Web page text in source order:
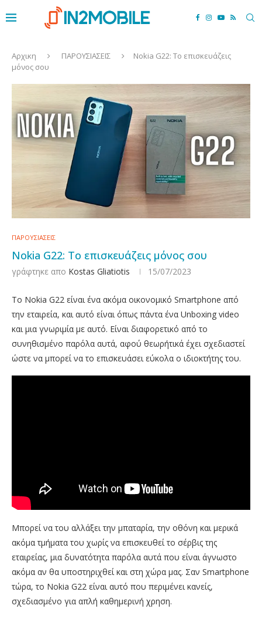
Αρχικη ΠΑΡΟΥΣΙΑΣΕΙΣ
Nokia G22: Το επισκευάζεις
μόνος σου
ΠΑΡΟΥΣΙΑΣΕΙΣ
Nokia G22: Το επισκευάζεις μόνος σου
γράφτηκε απο Kostas Gliatiotis 15/07/2023
Το Nokia G22 είναι ένα ακόμα οικονομικό Smartphone από
την εταιρεία, και αυτό είναι όπως πάντα ένα Unboxing video
και μια γνωριμία με αυτό. Είναι διαφορετικό από το
συνηθισμένο παρόλα αυτά, αφού θεωρήτικά έχει σχεδιαστεί
ώστε να μπορεί να το επισκευάσει εύκολα ο ιδιοκτήτης του.
Μπορεί να του αλλάξει την μπαταρία, την οθόνη και μερικά
ακόμα τμήματα του χωρίς να επισκευθεί το σέρβις της
εταιρείας, μια δυνατότητα παρόλα αυτά που είναι άγνωστο
ακόμα αν θα υποστηριχθεί και στη χώρα μας. Σαν Smartphone
τώρα, το Nokia G22 είναι αυτό που περιμένει κανείς,
σχεδιασμένο για απλή καθημερινή χρηση.